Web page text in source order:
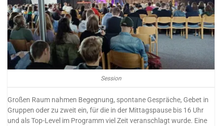
Session
Großen Raum nahmen Begegnung, spontane Gespräche, Gebet in
Gruppen oder zu zweit ein, für die in der Mittagspause bis 16 Uhr
und als Top-Level im Programm viel Zeit veranschlagt wurde. Eine